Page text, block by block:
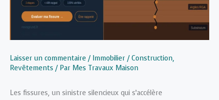
Laisser un commentaire / Immobilier / Construction,
Revêtements / Par Mes Travaux Maison
Les fissures, un sinistre silencieux qui s’accélère